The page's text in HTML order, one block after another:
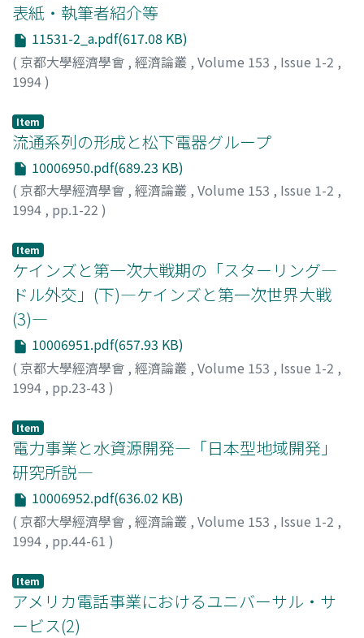
表紙・執筆者紹介等
11531-2_a.pdf(617.08 KB)
( 京都大學經濟學會 , 經濟論叢 , Volume 153 , Issue 1-2 ,
1994)
Item
流通系列の形成と松下電器グループ
10006950.pdf(689.23 KB)
( 京都大學經濟學會 , 經濟論叢 , Volume 153 , Issue 1-2 ,
1994 , pp.1-22 )
Item
ケインズと第一次大戦期の「スターリング―
ドル外交」(下)―ケインズと第一次世界大戦
(3)―
10006951.pdf(657.93 KB)
( 京都大學經濟學會 , 經濟論叢 , Volume 153 , Issue 1-2 ,
1994 , pp.23-43 )
Item
電力事業と水資源開発―「日本型地域開発」
研究所説―
10006952.pdf(636.02 KB)
( 京都大學經濟學會 , 經濟論叢 , Volume 153 , Issue 1-2 ,
1994 , pp.44-61 )
Item
アメリカ電話事業におけるユニバーサル・サ
ービス(2)